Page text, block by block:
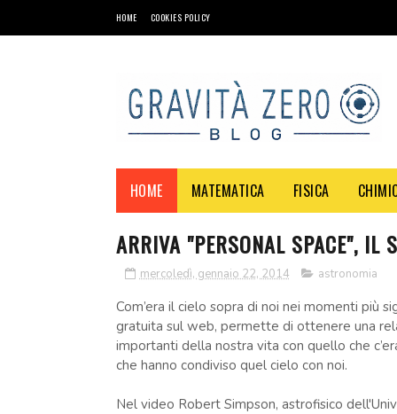
HOME COOKIES POLICY
HOME MATEMATICA FISICA
ARRIVA "PERSONAL SPACE", IL
mercoledì, gennaio 22, 2014 astronomia
Com’era il cielo sopra di noi nei momenti più
gratuita sul web, permette di ottenere una
importanti della nostra vita con quello che
che hanno condiviso quel cielo con noi.
Nel video Robert Simpson, astrofisico